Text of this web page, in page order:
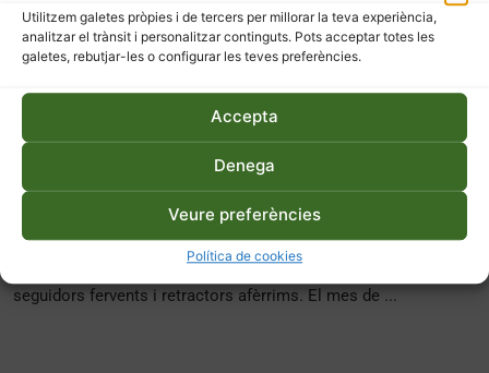
Utilitzem galetes pròpies i de tercers per millorar la teva experiència,
analitzar el trànsit i personalitzar continguts. Pots acceptar totes les
galetes, rebutjar-les o configurar les teves preferències.
Accepta
Denega
Veure preferències
Política de cookies
Entrevistem Enzo Nastati,
creador de l’homeodinàmica
Enzo Nastati es defineix ell mateix com una persona que
estima la vida i que la cerca de totes les maneres possibles.
Aquest italià de 73 anys, ha escrit més de 80 llibres i ha fet
conferències arreu del món sobre el seu mètode
seguidors fervents i retractors afèrrims. El mes de ...